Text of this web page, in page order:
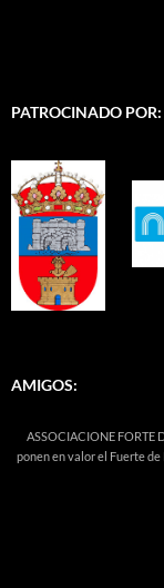
PATROCINADO POR:
AMIGOS:
ASSOCIACIONE FORTE
ponen en valor el Fuerte